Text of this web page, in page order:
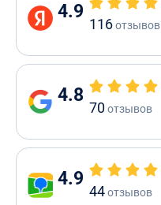
4.9
116отзывов
4.8
70отзывов
4.9
44отзывов